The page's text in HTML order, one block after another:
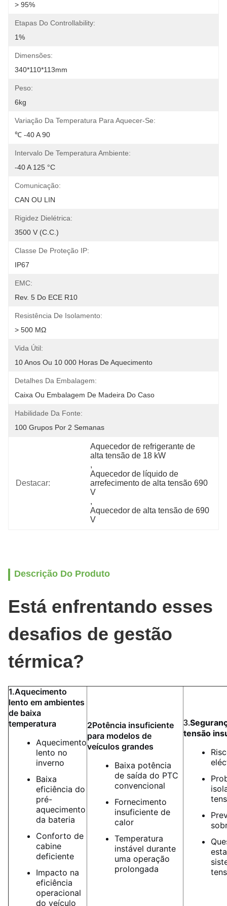
> 95%
Etapas Do Controllability:
1%
Dimensões:
340*110*113mm
Peso:
6kg
Variação Da Temperatura Para Aquecer-Se:
℃ -40 A 90
Intervalo De Temperatura Ambiente:
-40 A 125 °C
Comunicação:
CAN OU LIN
Rigidez Dielétrica:
3500 V (C.C.)
Classe De Proteção IP:
IP67
EMC:
Rev. 5 Do ECE R10
Resistência De Isolamento:
> 500 MΩ
Vida Útil:
10 Anos Ou 10 000 Horas De Aquecimento
Detalhes Da Embalagem:
Caixa Ou Embalagem De Madeira Do Caso
Habilidade Da Fonte:
100 Grupos Por 2 Semanas
Destacar:
Aquecedor de refrigerante de
alta tensão de 18 kW
,
Aquecedor de líquido de
arrefecimento de alta tensão 690
V
,
Aquecedor de alta tensão de 690
V
Descrição Do Produto
Está enfrentando esses
desafios de gestão
térmica?
1.Aquecimento
lento em ambientes
de baixa
temperatura
Aquecimento
lento no
inverno
Baixa
eficiência do
pré-
aquecimento
da bateria
Conforto de
cabine
deficiente
Impacto na
eficiência
operacional
do veículo
2Potência insuficiente
para modelos de
veículos grandes
Baixa potência
de saída do PTC
convencional
Fornecimento
insuficiente de
calor
Temperatura
instável durante
uma operação
prolongada
3.
tensão